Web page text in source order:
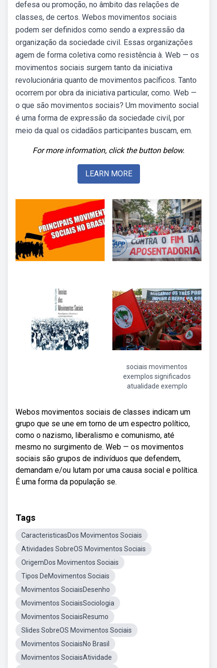
defesa ou promoção, no âmbito das relações de
classes, de certos. Webos movimentos sociais
podem ser definidos como sendo a expressão da
organização da sociedade civil. Essas organizações
agem de forma coletiva como resistência à. Web — os
movimentos sociais surgem tanto da iniciativa
revolucionária quanto de movimentos pacíficos. Tanto
ocorrem por obra da iniciativa particular, como. Web —
o que são movimentos sociais? Um movimento social
é uma forma de expressão da sociedade civil, por
meio da qual os cidadãos participantes buscam, em.
For more information, click the button below.
LEARN MORE
sociais movimentos
exemplos significados
atualidade exemplo
Webos movimentos sociais de classes indicam um
grupo que se une em torno de um espectro político,
como o nazismo, liberalismo e comunismo, até
mesmo no surgimento de. Web — os movimentos
sociais são grupos de indivíduos que defendem,
demandam e/ou lutam por uma causa social e política.
É uma forma da população se.
Tags
CaracteristicasDos Movimentos Sociais
Atividades SobreOS Movimentos Sociais
OrigemDos Movimentos Sociais
Tipos DeMovimentos Sociais
Movimentos SociaisDesenho
Movimentos SociaisSociologia
Movimentos SociaisResumo
Slides SobreOS Movimentos Sociais
Movimentos SociaisNo Brasil
Movimentos SociaisAtividade